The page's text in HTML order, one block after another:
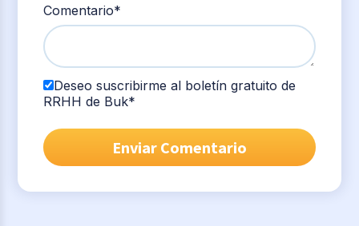
Comentario*
Deseo suscribirme al boletín gratuito de
RRHH de Buk*